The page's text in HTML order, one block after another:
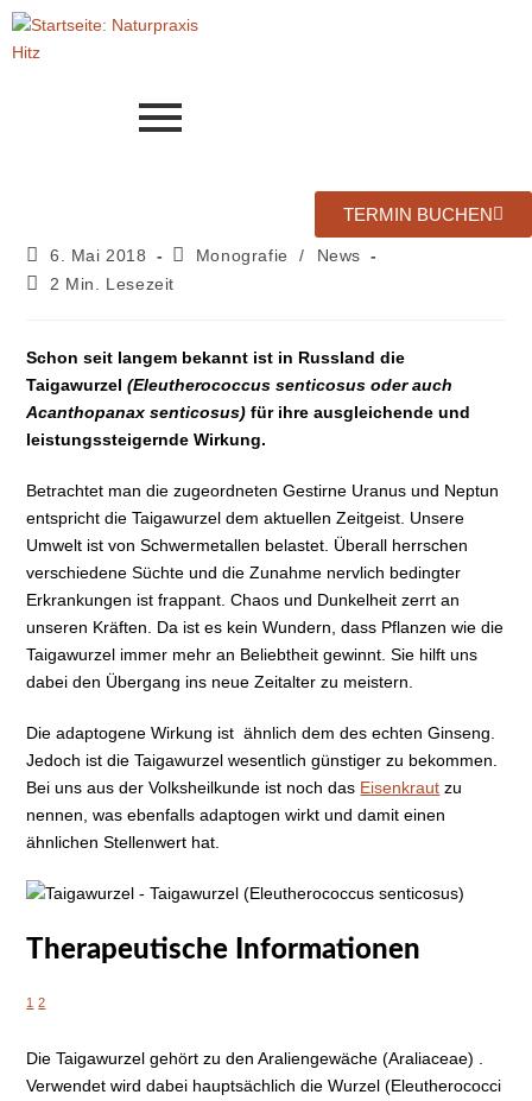
TERMIN BUCHEN
6. Mai 2018 Monografie /
News
2 Min. Lesezeit
Schon seit langem bekannt ist in Russland die
Taigawurzel(Eleutherococcus senticosus oder auch
Acanthopanax senticosus) für ihre ausgleichende und
leistungssteigernde Wirkung.
Betrachtet man die zugeordneten Gestirne Uranus und Neptun
entspricht die Taigawurzel dem aktuellen Zeitgeist. Unsere
Umwelt ist von Schwermetallen belastet. Überall herrschen
verschiedene Süchte und die Zunahme nervlich bedingter
Erkrankungen ist frappant. Chaos und Dunkelheit zerrt an
unseren Kräften. Da ist es kein Wundern, dass Pflanzen wie die
Taigawurzel immer mehr an Beliebtheit gewinnt. Sie hilft uns
dabei den Übergang ins neue Zeitalter zu meistern.
Die adaptogene Wirkung ist ähnlich dem des echten Ginseng.
Jedoch ist die Taigawurzel wesentlich günstiger zu bekommen.
Bei uns aus der Volksheilkunde ist noch das Eisenkraut zu
nennen, was ebenfalls adaptogen wirkt und damit einen
ähnlichen Stellenwert hat.
Therapeutische Informationen
1 2
Die Taigawurzel gehört zu den Araliengewäche (Araliaceae) .
Verwendet wird dabei hauptsächlich die Wurzel (Eleutherococci